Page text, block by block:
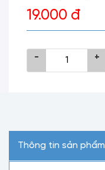
19.000 đ
- +
Thông tin sản phẩm